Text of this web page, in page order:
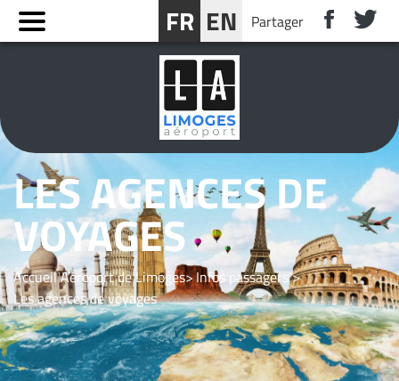
FR EN Partager
RÉSERVER UN SÉJOUR PRÈS DE LIMOGES
LES AGENCES DE
VOYAGES
Accueil Aéroport de Limoges Infos passagers
Les agences de voyages
Panneau de gestion des cookies